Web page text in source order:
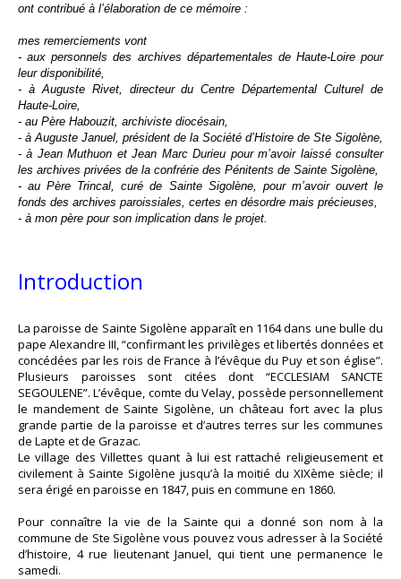
ont contribué à l’élaboration de ce mémoire :
mes remerciements vont
- aux personnels des archives départementales de Haute-Loire pour
leur disponibilité,
- à Auguste Rivet, directeur du Centre Départemental Culturel de
Haute-Loire,
- au Père Habouzit, archiviste diocésain,
- à Auguste Januel, président de la Société d’Histoire de Ste Sigolène,
- à Jean Muthuon et Jean Marc Durieu pour m’avoir laissé consulter
les archives privées de la confrérie des Pénitents de Sainte Sigolène,
- au Père Trincal, curé de Sainte Sigolène, pour m’avoir ouvert le
fonds des archives paroissiales, certes en désordre mais précieuses,
- à mon père pour son implication dans le projet.
Introduction
La paroisse de Sainte Sigolène apparaît en 1164 dans une bulle du
pape Alexandre III, “confirmant les privilèges et libertés données et
concédées par les rois de France à l’évêque du Puy et son église”.
Plusieurs paroisses sont citées dont “ECCLESIAM SANCTE
SEGOULENE”. L’évêque, comte du Velay, possède personnellement
le mandement de Sainte Sigolène, un château fort avec la plus
grande partie de la paroisse et d’autres terres sur les communes
de Lapte et de Grazac.
Le village des Villettes quant à lui est rattaché religieusement et
civilement à Sainte Sigolène jusqu’à la moitié du XIXème siècle; il
sera érigé en paroisse en 1847, puis en commune en 1860.
Pour connaître la vie de la Sainte qui a donné son nom à la
commune de Ste Sigolène vous pouvez vous adresser à la Société
d’histoire, 4 rue lieutenant Januel, qui tient une permanence le
samedi.